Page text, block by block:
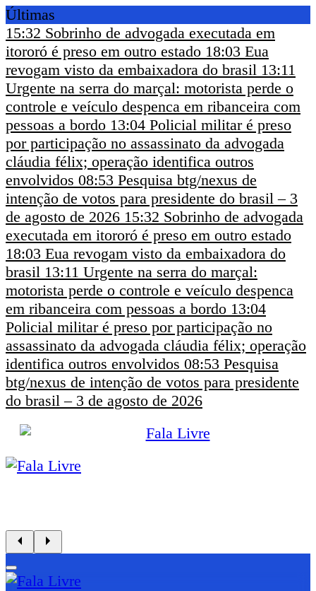
Últimas
15:32 Sobrinho de advogada executada em
itororó é preso em outro estado 18:03 Eua
revogam visto da embaixadora do brasil 13:11
Urgente na serra do marçal: motorista perde o
controle e veículo despenca em ribanceira com
pessoas a bordo 13:04 Policial militar é preso
por participação no assassinato da advogada
cláudia félix; operação identifica outros
envolvidos 08:53 Pesquisa btg/nexus de
intenção de votos para presidente do brasil – 3
de agosto de 2026 15:32 Sobrinho de advogada
executada em itororó é preso em outro estado
18:03 Eua revogam visto da embaixadora do
brasil 13:11 Urgente na serra do marçal:
motorista perde o controle e veículo despenca
em ribanceira com pessoas a bordo 13:04
Policial militar é preso por participação no
assassinato da advogada cláudia félix; operação
identifica outros envolvidos 08:53 Pesquisa
btg/nexus de intenção de votos para presidente
do brasil – 3 de agosto de 2026